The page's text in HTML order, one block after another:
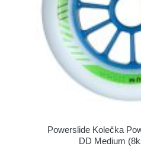
Powerslide Kolečka
DD Medium